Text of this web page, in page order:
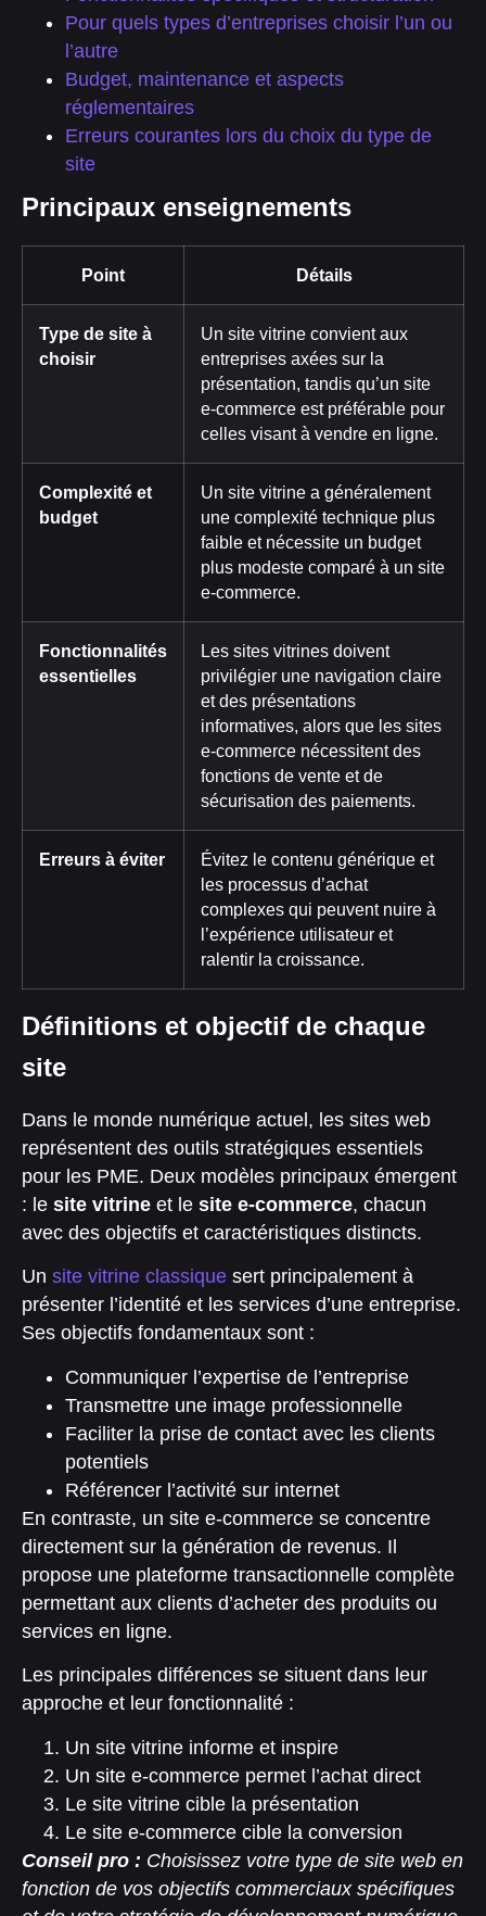
Pour quels types d’entreprises choisir l’un ou
l’autre
Budget, maintenance et aspects
réglementaires
Erreurs courantes lors du choix du type de
site
Principaux enseignements
Point Détails
Type de site à
choisir
Un site vitrine convient aux
entreprises axées sur la
présentation, tandis qu’un site
e-commerce est préférable pour
celles visant à vendre en ligne.
Complexité et
budget
Un site vitrine a généralement
une complexité technique plus
faible et nécessite un budget
plus modeste comparé à un site
e-commerce.
Fonctionnalités
essentielles
Les sites vitrines doivent
privilégier une navigation claire
et des présentations
informatives, alors que les sites
e-commerce nécessitent des
fonctions de vente et de
sécurisation des paiements.
Erreurs à éviter
Évitez le contenu générique et
les processus d’achat
complexes qui peuvent nuire à
l’expérience utilisateur et
ralentir la croissance.
Définitions et objectif de chaque
site
Dans le monde numérique actuel, les sites web
représentent des outils stratégiques essentiels
pour les PME. Deux modèles principaux émergent
: le site vitrine et le site e-commerce, chacun
avec des objectifs et caractéristiques distincts.
Un site vitrine classique sert principalement à
présenter l’identité et les services d’une entreprise.
Ses objectifs fondamentaux sont :
Communiquer l’expertise de l’entreprise
Transmettre une image professionnelle
Faciliter la prise de contact avec les clients
potentiels
Référencer l’activité sur internet
En contraste, un site e-commerce se concentre
directement sur la génération de revenus. Il
propose une plateforme transactionnelle complète
permettant aux clients d’acheter des produits ou
services en ligne.
Les principales différences se situent dans leur
approche et leur fonctionnalité :
Un site vitrine informe et inspire
Un site e-commerce permet l’achat direct
Le site vitrine cible la présentation
Le site e-commerce cible la conversion
Conseil pro : Choisissez votre type de site web en
fonction de vos objectifs commerciaux spécifiques